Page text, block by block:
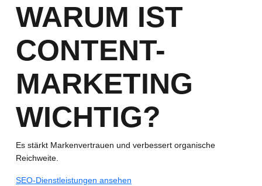
WARUM IST
CONTENT-
MARKETING
WICHTIG?
Es stärkt Markenvertrauen und verbessert organische
Reichweite.
SEO-Dienstleistungen ansehen